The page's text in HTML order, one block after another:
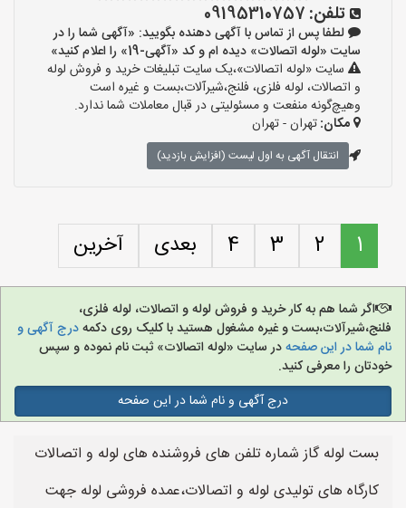
تلفن: 09195310757
لطفا پس از تماس با آگهی دهنده بگویید: «آگهی شما را در
سایت «لوله اتصالات» دیده ام و کد «آگهی-19» را اعلام کنید»
سایت «لوله اتصالات»،یک سایت تبلیغات خرید و فروش لوله
و اتصالات، لوله فلزی، فلنج،شیرآلات،بست و غیره است
وهیچ‌گونه منفعت و مسئولیتی در قبال معاملات شما ندارد.
مکان:تهران - تهران
انتقال آگهی به اول لیست (افزایش بازدید)
1
2
3
4 بعدی آخرین
اگر شما هم به کار خرید و فروش لوله و اتصالات، لوله فلزی،
فلنج،شیرآلات،بست و غیره مشغول هستید با کلیک روی دکمهدرج آگهی و
نام شما در این صفحهدر سایت «لوله اتصالات» ثبت نام نموده و سپس
خودتان را معرفی کنید.
درج آگهی و نام شما در این صفحه
بست لوله گاز شماره تلفن های فروشنده های لوله و اتصالات
کارگاه های تولیدی لوله و اتصالات،عمده فروشی لوله جهت